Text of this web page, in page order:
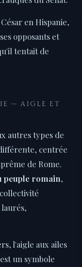
en Hispanie,
opposants et
tentait de
— AIGLE ET
autres types de
centrée
de Rome.
peuple romain,
l'aigle aux ailes
un symbole